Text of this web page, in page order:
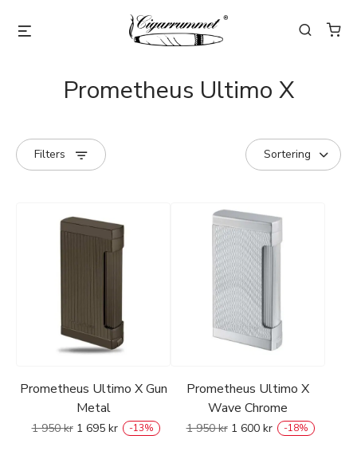
Prometheus Ultimo X
Filters
Prometheus Ultimo X Gun
Metal
1 950kr 1 695 kr -13%
Prometheus Ultimo X
Wave Chrome
1 950kr 1 600 kr -18%